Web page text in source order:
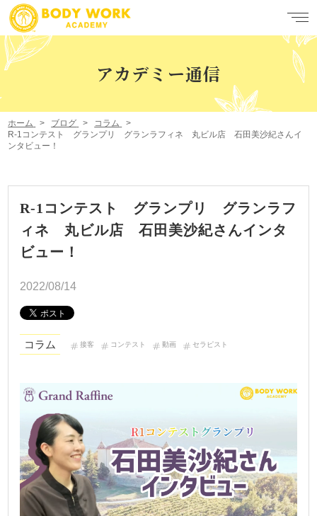
アカデミー通信
ホーム ブログ
コラム
R-1コンテスト グランプリ グランラフィネ 丸ビル店 石田美沙紀さんイ
ンタビュー！
R-1コンテスト グランプリ グランラフ
ィネ 丸ビル店 石田美沙紀さんインタ
ビュー！
2022/08/14
コラム 接客 コンテスト 動画 セラピスト